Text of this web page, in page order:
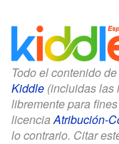
Todo el contenido
Kiddle (incluidas las
libremente para
licenciaAtribución-
lo contrario. Citar